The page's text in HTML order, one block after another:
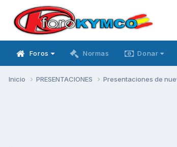
Foros Normas Donar
Inicio PRESENTACIONES Presentaciones de